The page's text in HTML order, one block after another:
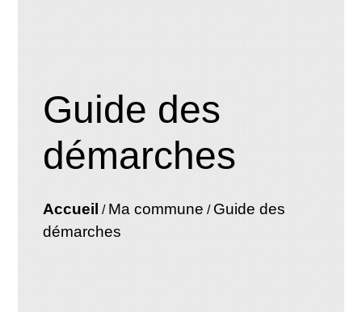
Guide des
démarches
Accueil / Ma commune / Guide des
démarches